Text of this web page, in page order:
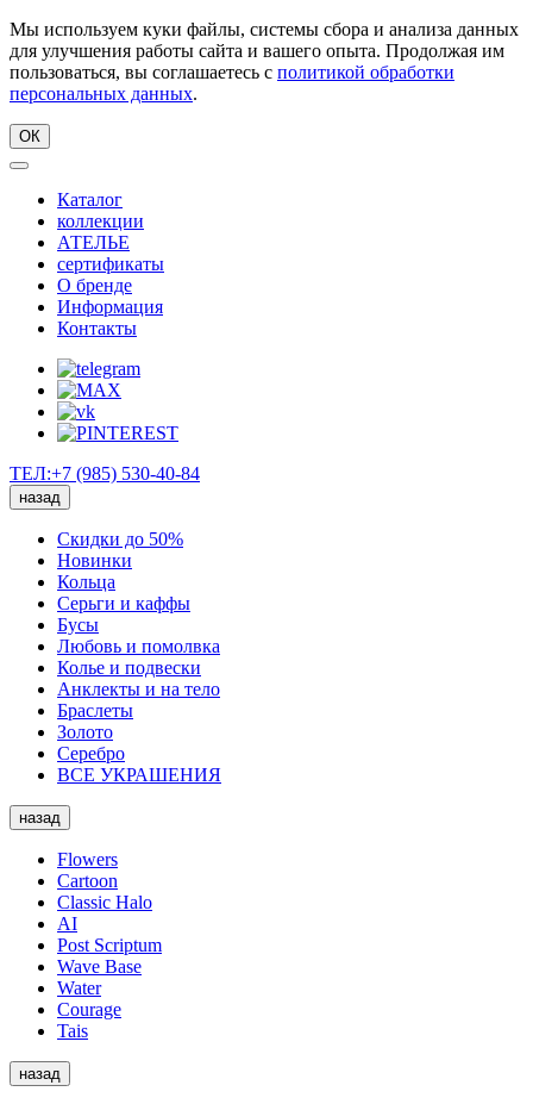
Мы используем куки файлы, системы сбора и анализа данных
для улучшения работы сайта и вашего опыта. Продолжая им
пользоваться, вы соглашаетесь с политикой обработки
персональных данных.
ОК
Каталог
коллекции
АТЕЛЬЕ
сертификаты
О бренде
Информация
Контакты
ТЕЛ:+7 (985) 530-40-84
назад
Скидки до 50%
Новинки
Кольца
Серьги и каффы
Бусы
Любовь и помолвка
Колье и подвески
Анклекты и на тело
Браслеты
Золото
Серебро
ВСЕ УКРАШЕНИЯ
назад
Flowers
Cartoon
Classic Halo
AI
Post Scriptum
Wave Base
Water
Courage
Tais
назад